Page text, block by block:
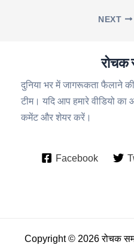
NEXT
रोचक
दुनिया भर में जागरूकता फैलाने
टीम। यदि आप हमारे वीडियो
कमेंट और शेयर करें।
Facebook
Copyright © 2026 रोचक